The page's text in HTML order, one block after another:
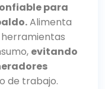
para
Alimenta
evitando
de trabajo.